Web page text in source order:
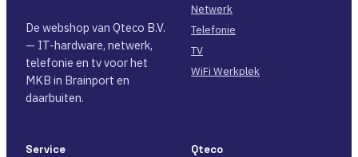
De webshop van Qteco B.V.
— IT-hardware, netwerk,
telefonie en tv voor het
MKB in Brainport en
daarbuiten.
Netwerk
Telefonie
TV
WiFi Werkplek
Service
Qteco